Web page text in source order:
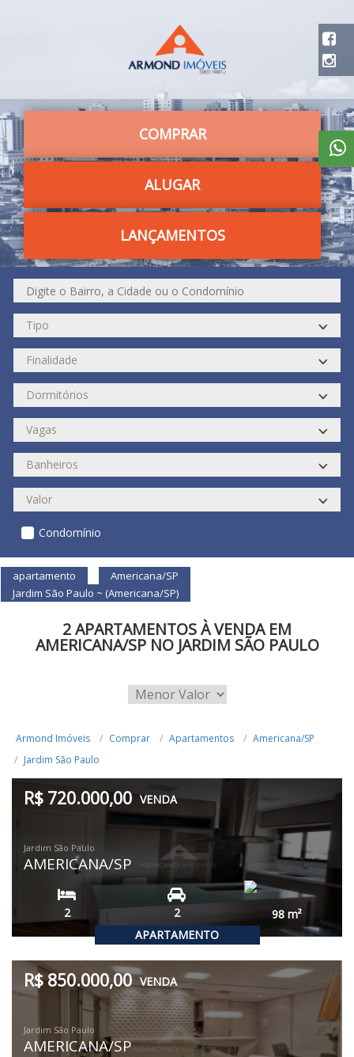
COMPRAR
ALUGAR
LANÇAMENTOS
Condomínio
apartamento
Americana/SP
Jardim São Paulo ~ (Americana/SP)
2 APARTAMENTOS À VENDA EM
AMERICANA/SP NO JARDIM SÃO PAULO
Armond Imóveis Comprar Apartamentos
Americana/SP
Jardim São Paulo
APARTAMENTO
R$ 720.000,00 VENDA
Jardim São Paulo
AMERICANA/SP
2 2 98m²
R$ 850.000,00 VENDA
Jardim São Paulo
AMERICANA/SP